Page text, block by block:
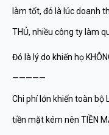
làm tốt, đó là lúc doanh
THỦ, nhiều công ty làm
Đó là lý do khiến họ
—————
Chi phí lớn khiến toàn bộ
tiền mặt kém nên TIỀN